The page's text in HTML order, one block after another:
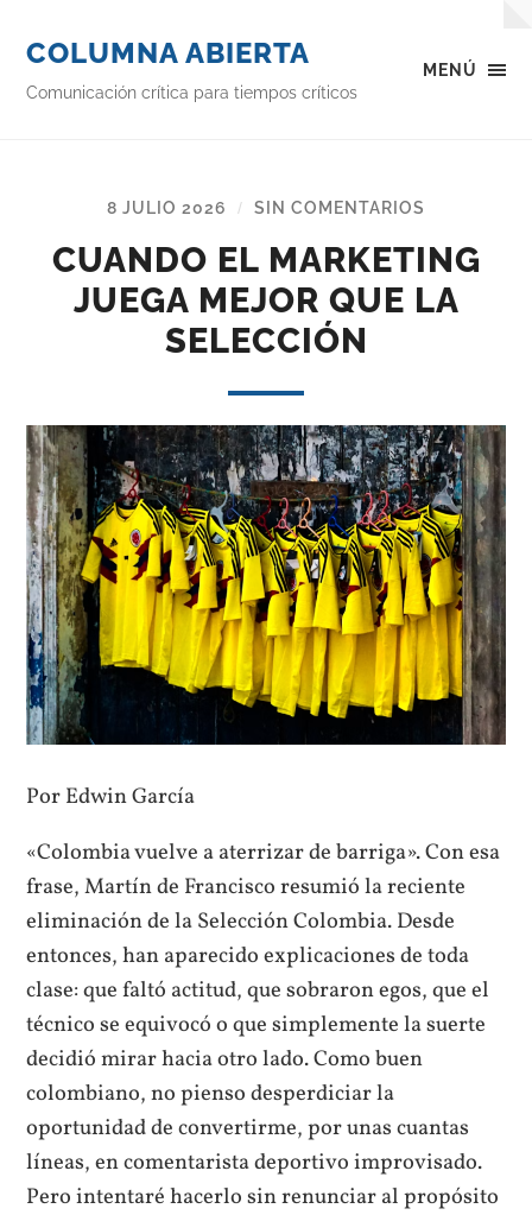
MENÚ
COLUMNA ABIERTA
Comunicación crítica para tiempos críticos
8 JULIO 2026 / SIN COMENTARIOS
CUANDO EL MARKETING
JUEGA MEJOR QUE LA
SELECCIÓN
Por Edwin García
«Colombia vuelve a aterrizar de barriga». Con esa
frase, Martín de Francisco resumió la reciente
eliminación de la Selección Colombia. Desde
entonces, han aparecido explicaciones de toda
clase: que faltó actitud, que sobraron egos, que el
técnico se equivocó o que simplemente la suerte
decidió mirar hacia otro lado. Como buen
colombiano, no pienso desperdiciar la
oportunidad de convertirme, por unas cuantas
líneas, en comentarista deportivo improvisado.
Pero intentaré hacerlo sin renunciar al propósito